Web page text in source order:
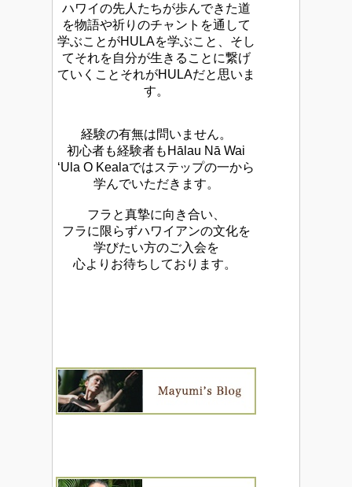
ハワイの先人たちが歩んできた道
を物語や祈りのチャントを通して
学ぶことがHULAを学ぶこと、そし
てそれを自分が生きることに繋げ
ていくことそれがHULAだと思いま
す。
経験の有無は問いません。
初心者も経験者もHālau Nā Wai
‘Ula O Kealaではステップの一から
学んでいただきます。
フラと真摯に向き合い、
フラに限らずハワイアンの文化を
学びたい方のご入会を
心よりお待ちしております。